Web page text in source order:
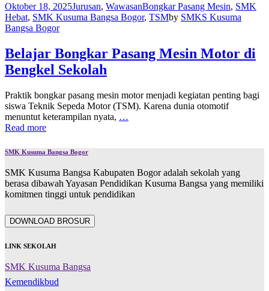
Oktober 18, 2025Jurusan, WawasanBongkar Pasang Mesin, SMK
Hebat, SMK Kusuma Bangsa Bogor, TSMby SMKS Kusuma
Bangsa Bogor
Belajar Bongkar Pasang Mesin Motor di
Bengkel Sekolah
Praktik bongkar pasang mesin motor menjadi kegiatan penting bagi
siswa Teknik Sepeda Motor (TSM). Karena dunia otomotif
menuntut keterampilan nyata, …
Read more
SMK Kusuma Bangsa Bogor
SMK Kusuma Bangsa Kabupaten Bogor adalah sekolah yang
berasa dibawah Yayasan Pendidikan Kusuma Bangsa yang memiliki
komitmen tinggi untuk pendidikan
DOWNLOAD BROSUR
LINK SEKOLAH
SMK Kusuma Bangsa
Kemendikbud